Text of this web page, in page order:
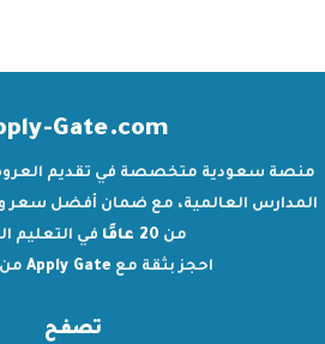
Gate.com
منصة سعودية متخصصة في تقديم
المدارس العالمية، مع ضمان أفضل سعر
من 20 عامًا
في التعليم
احجز بثقة مع Apply Gate من
تصفح